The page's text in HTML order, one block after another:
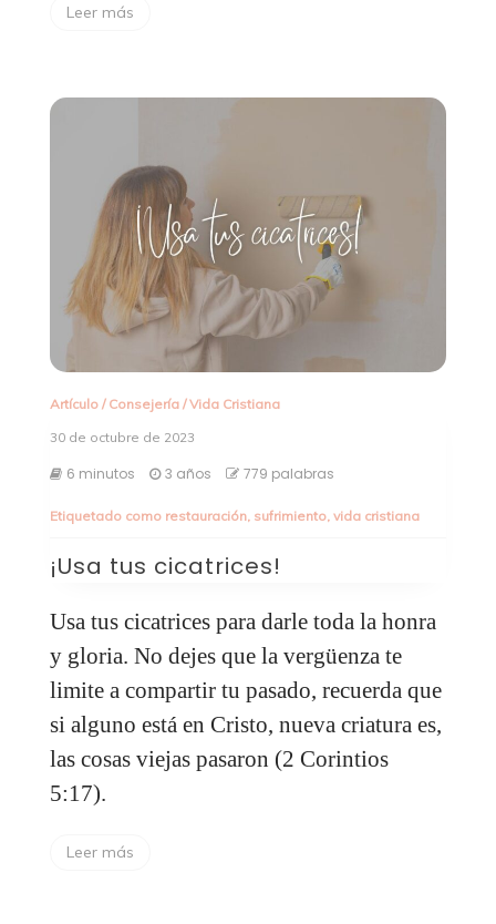
Leer más
Artículo/ Consejería/Vida Cristiana
30 de octubre de 2023
6 minutos 3 años 779 palabras
Etiquetado como restauración, sufrimiento, vida cristiana
¡Usa tus cicatrices!
Usa tus cicatrices para darle toda la honra
y gloria. No dejes que la vergüenza te
limite a compartir tu pasado, recuerda que
si alguno está en Cristo, nueva criatura es,
las cosas viejas pasaron (2 Corintios
5:17).
Leer más